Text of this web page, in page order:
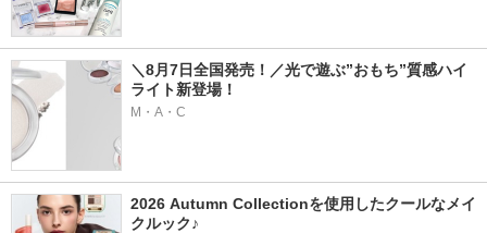
＼8月7日全国発売！／光で遊ぶ”おもち”質感ハイ
ライト新登場！
M・A・C
2026 Autumn Collectionを使用したクールなメイ
クルック♪